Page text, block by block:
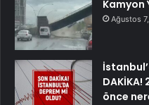
Kamyon
Ağustos
önce